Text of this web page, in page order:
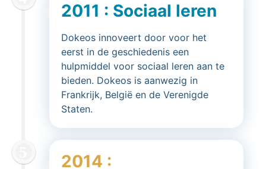
2011 : Sociaal leren
Dokeos innoveert door voor het
eerst in de geschiedenis een
hulpmiddel voor sociaal leren aan te
bieden. Dokeos is aanwezig in
Frankrijk, België en de Verenigde
Staten.
2014 :